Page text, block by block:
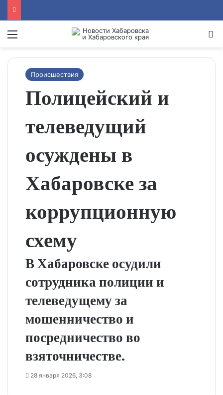
Menu
Происшествия
Полицейский и
телеведущий
осуждены в
Хабаровске за
коррупционную
схему
В Хабаровске осудили
сотрудника полиции и
телеведущему за
мошенничество и
посредничество во
взяточничестве.
28 января 2026, 3:08